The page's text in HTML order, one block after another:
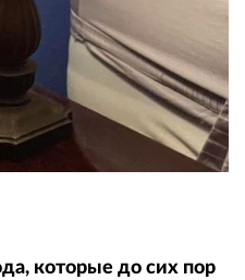
которые до сих пор